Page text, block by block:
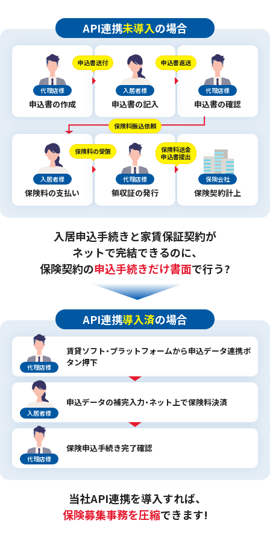
API連携未導入の場合
代理店様
申込書の作成
申込書送付
入居者様
申込書の記入
申込書返送
代理店様
申込書の確認
保険料振込依頼
入居者様
保険料の支払い
保険料の受領
代理店様
領収証の発行
保険料送金
申込書提出
保険会社
保険契約計上
入居申込手続きと家賃保証契約が
ネットで完結できるのに、
保険契約の申込手続きだけ書面で行う?
API連携導入済の場合
代理店様
賃貸ソフト・プラットフォームから申込データ連携ボ
タン押下
入居者様
申込データの補完入力・ネット上で保険料決済
代理店様
保険申込手続き完了確認
当社API連携を導入すれば、
保険募集事務を圧縮できます!